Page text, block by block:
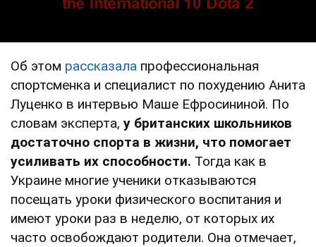
Об этом рассказала профессиональная
спортсменка и специалист по похудению Анита
Луценко в интервью Маше Ефросининой. По
словам эксперта, у британских школьников
достаточно спорта в жизни, что помогает
усиливать их способности. Тогда как в
Украине многие ученики отказываются
посещать уроки физического воспитания и
имеют уроки раз в неделю, от которых их
часто освобождают родители. Она отмечает,